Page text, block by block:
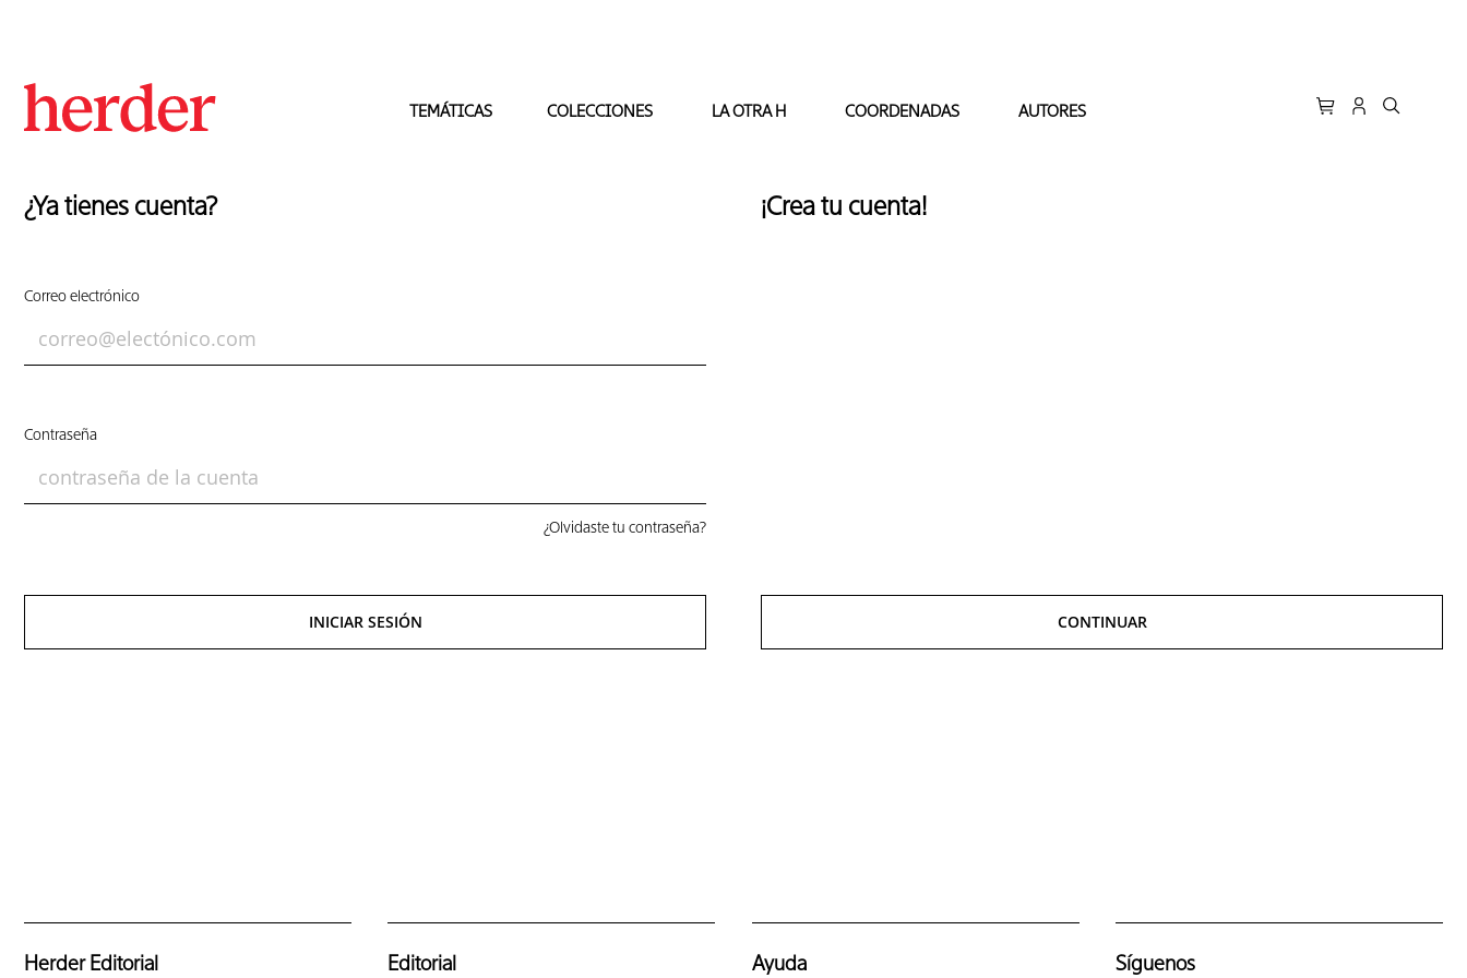
TEMÁTICAS COLECCIONES LA OTRA H COORDENADAS AUTORES
¿Ya tienes cuenta?
Correo electrónico
Contraseña
¿Olvidaste tu contraseña?
INICIAR SESIÓN
¡Crea tu cuenta!
CONTINUAR
Herder Editorial Editorial Ayuda Síguenos